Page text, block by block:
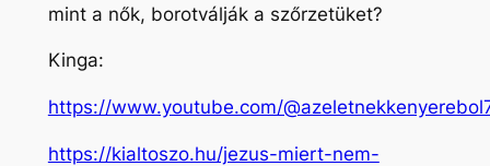
mint a nők, borotválják a szőrzetüket?
Kinga:
https://www.youtube.com/
https://kialtoszo.hu/jezus-miert-nem-